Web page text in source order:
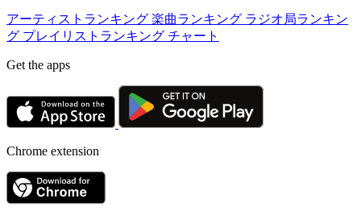
アーティストランキング 楽曲ランキング ラジオ局ランキン
グ プレイリストランキング チャート
Get the apps
Chrome extension